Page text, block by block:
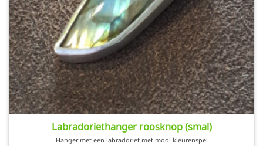
Labradoriethanger roosknop (smal)
Hanger met een labradoriet met mooi kleurenspel